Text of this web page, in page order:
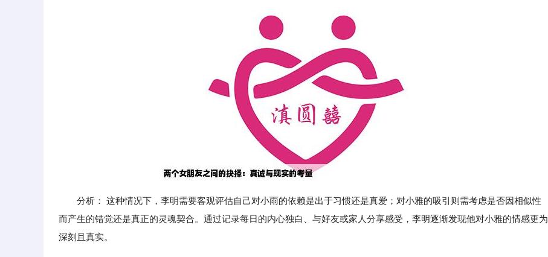
分析： 这种情况下，李明需要客观评估自己对小雨的依赖是出于习惯还是真爱；对小雅的吸引则需考虑是否因相似性
而产生的错觉还是真正的灵魂契合。通过记录每日的内心独白、与好友或家人分享感受，李明逐渐发现他对小雅的情感更为
深刻且真实。